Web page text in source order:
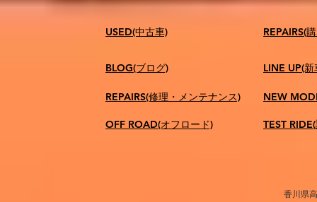
USED(中古車)
BLOG(ブログ)
REPAIRS(修理・メンテナンス)
OFF ROAD(オフロード)
​REPAIRS(
LINE UP(
NEW
TEST
香川県